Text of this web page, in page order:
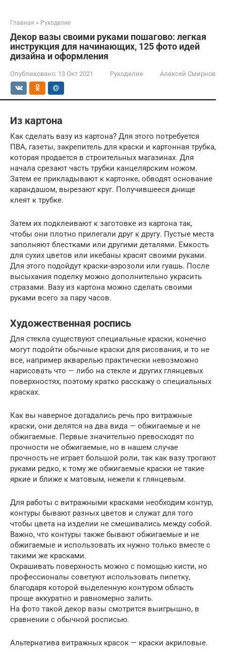
Главная » Рукоделие
Декор вазы своими руками пошагово: легкая
инструкция для начинающих, 125 фото идей
дизайна и оформления
Опубликовано: 13 Окт 2021 Рукоделие Алексей Смирнов
Из картона
Как сделать вазу из картона? Для этого потребуется
ПВА, газеты, закрепитель для краски и картонная трубка,
которая продается в строительных магазинах. Для
начала срезают часть трубки канцелярским ножом.
Затем ее прикладывают к картонке, обводят основание
карандашом, вырезают круг. Получившееся днище
клеят к трубке.
Затем их подклеивают к заготовке из картона так,
чтобы они плотно прилегали друг к другу. Пустые места
заполняют блестками или другими деталями. Емкость
для сухих цветов или икебаны красят своими руками.
Для этого подойдут краски-аэрозоли или гуашь. После
высыхания поделку можно дополнительно украсить
стразами. Вазу из картона можно сделать своими
руками всего за пару часов.
Художественная роспись
Для стекла существуют специальные краски, конечно
могут подойти обычные краски для рисования, и то не
все, например акварелью практически невозможно
нарисовать что — либо на стекле и других глянцевых
поверхностях, поэтому кратко расскажу о специальных
красках.
Как вы наверное догадались речь про витражные
краски, они делятся на два вида — обжигаемые и не
обжигаемые. Первые значительно превосходят по
прочности не обжигаемые, но в нашем случае
прочность не играет большой роли, так как вазу трогают
руками редко, к тому же обжигаемые краски не такие
яркие и ближе к матовым, нежели к глянцевым.
Для работы с витражными красками необходим контур,
контуры бывают разных цветов и служат для того
чтобы цвета на изделии не смешивались между собой.
Важно, что контуры также бывают обжигаемые и не
обжигаемые и использовать их нужно только вместе с
такими же красками.
Окрашивать поверхность можно с помощью кисти, но
профессионалы советуют использовать пипетку,
благодаря которой выделенную контуром область
проще аккуратно и равномерно залить.
На фото такой декор вазы смотрится выигрышно, в
сравнении с обычной росписью.
Альтернатива витражных красок — краски акриловые.